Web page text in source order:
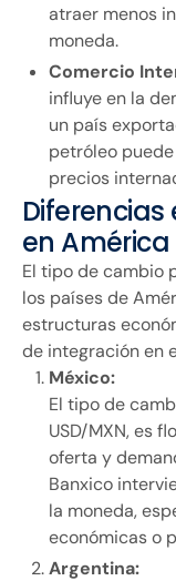
atraer menos
moneda.
Comercio
influye en la
un país
petróleo
precios
en
El tipo de cambio
los países de
estructuras
de integración en
México:
El tipo de
USD/MXN, es
oferta y
Banxico
la moneda,
económicas o
Argentina: